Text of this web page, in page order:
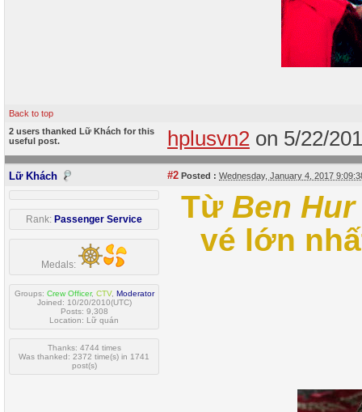
Back to top
2 users thanked Lữ Khách for this
useful post.
hplusvn2 on 5/22/
Lữ Khách #2 Posted : Wednesday, January 4, 2017
Rank: Passenger Service
Medals:
Groups: Crew Officer, CTV, Moderator
Joined: 10/20/2010(UTC)
Posts: 9,308
Location: Lữ quán
Thanks: 4744 times
Was thanked: 2372 time(s) in 1741
post(s)
Từ Ben Hur
vé lớn